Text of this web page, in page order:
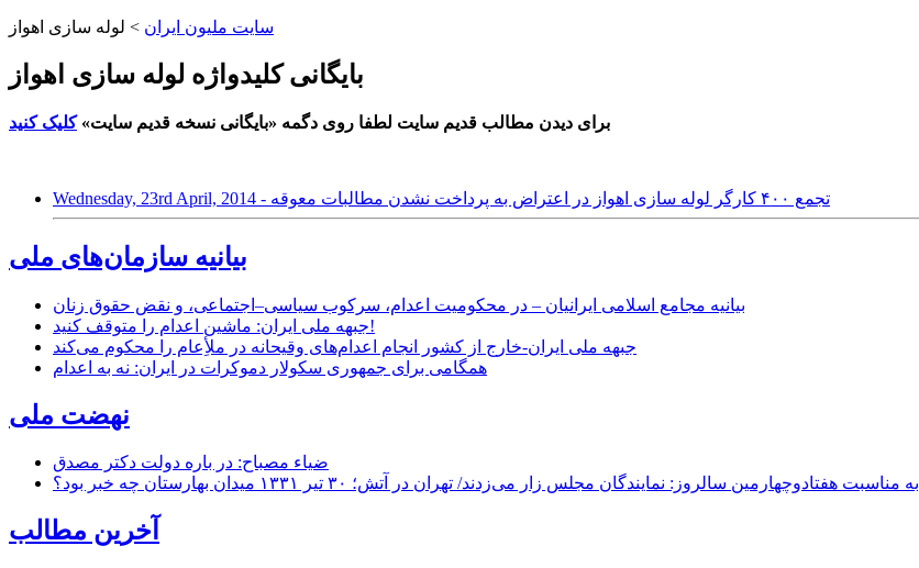
سایت ملیون ایران > لوله سازی اهواز
بایگانی کلیدواژه لوله سازی اهواز
برای دیدن مطالب قدیم سایت لطفا روی دگمه «بایگانی نسخه قدیم سایت»کلیک کنید
Wednesday, 23rd April, 2014 - تجمع ۴۰۰ کارگر لوله سازی اهواز در اعتراض به پرداخت نشدن مطالبات معوقه
بیانیه سازمان‌های ملی
بیانیه مجامع اسلامی ایرانیان – در محکومیت اعدام، سرکوب سیاسی–اجتماعی، و نقض حقوق زنان
جبهه ملی ایران: ماشین اعدام را متوقف کنید!
جبهه ملی ایران-خارج از کشور انجام اعدام‌های وقیحانه در ملأِعام را محکوم می‌کند
همگامی برای جمهوری سکولار دموکرات در ایران: نه به اعدام
نهضت ملی
ضیاء مصباح: در باره دولت دکتر مصدق
به مناسبت هفتادوچهارمین سالروز: نمایندگان مجلس زار می‌زدند/ تهران در آتش؛ ۳۰ تیر ۱۳۳۱ میدان بهارستان چه خبر بود؟
آخرین مطالب